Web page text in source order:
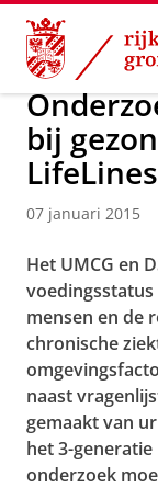
Skip
Content
Skip
Navigation
Over ons
bij
LifeLines
07 januari 2015
Het UMCG en
mensen en de
chronische
naast
gemaakt van
het 3-
onderzoek